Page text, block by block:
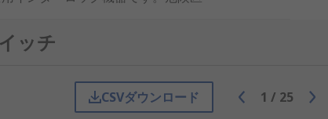
使われています。停止時間、既存
ッチ
CSVダウンロード 1 / 25